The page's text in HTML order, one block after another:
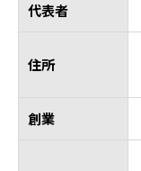
代表者
住所
創業